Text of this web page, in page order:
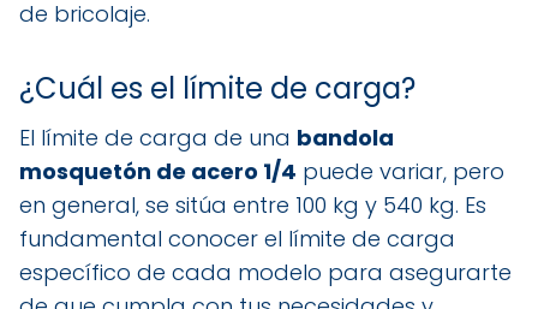
de bricolaje.
¿Cuál es el límite de carga?
El límite de carga de una bandola
mosquetón de acero 1/4 puede variar, pero
en general, se sitúa entre 100 kg y 540 kg. Es
fundamental conocer el límite de carga
específico de cada modelo para asegurarte